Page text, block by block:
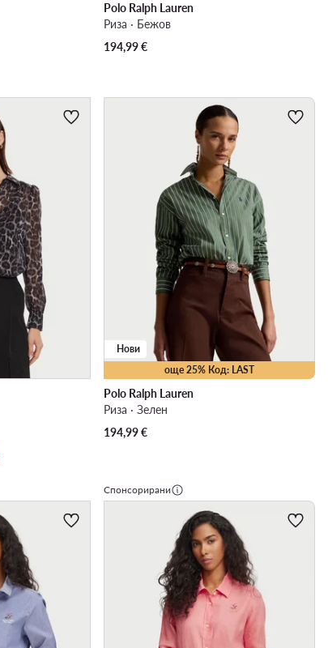
Polo Ralph Lauren
Риза · Бежов
194,99€
още 25% Код: LAST
Нови
Polo Ralph Lauren
Риза · Зелен
194,99€
Спонсорирани